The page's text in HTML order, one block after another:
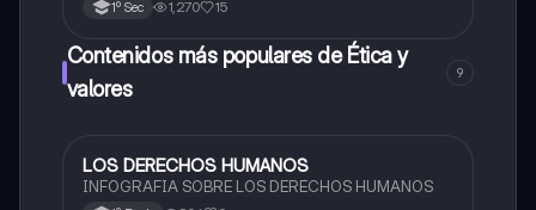
1º Sec 1,270 15
Contenidos más populares de Ética y
valores
9
Ética y valores
LOS DERECHOS HUMANOS
INFOGRAFIA SOBRE LOS DERECHOS HUMANOS